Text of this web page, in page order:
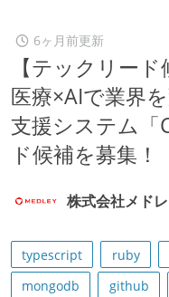
6ヶ月前更新
【テックリー
医療×AIで業界
支援システム「
ド候補を募集！
株式会社メド
typescript ruby
mongodb
github